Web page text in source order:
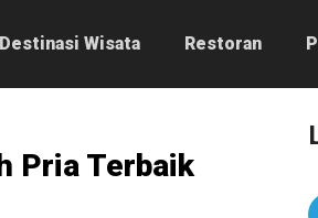
Destinasi Wisata Restoran
Pria Terbaik